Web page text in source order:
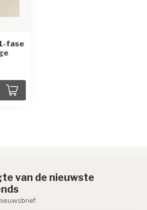
fase
van de nieuwste